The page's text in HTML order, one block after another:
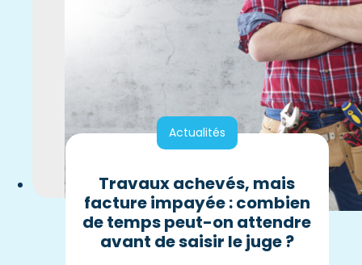
Actualités
Travaux achevés, mais
facture impayée : combien
de temps peut-on attendre
avant de saisir le juge ?